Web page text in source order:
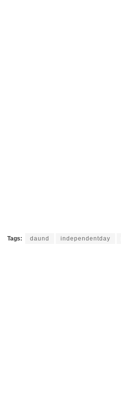
Tags: daund independentday